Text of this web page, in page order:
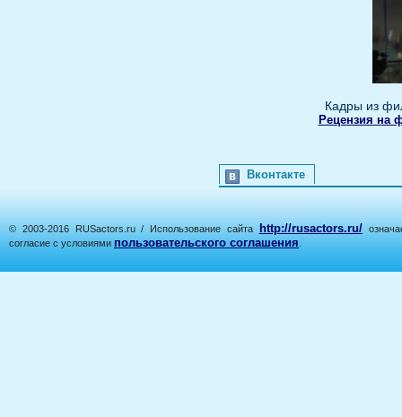
Кадры из
Рецензия на
Вконтакте
© 2003-2016 RUSactors.ru / Использование сайта http://rusactors.ru/
согласие с условиями пользовательского соглашения